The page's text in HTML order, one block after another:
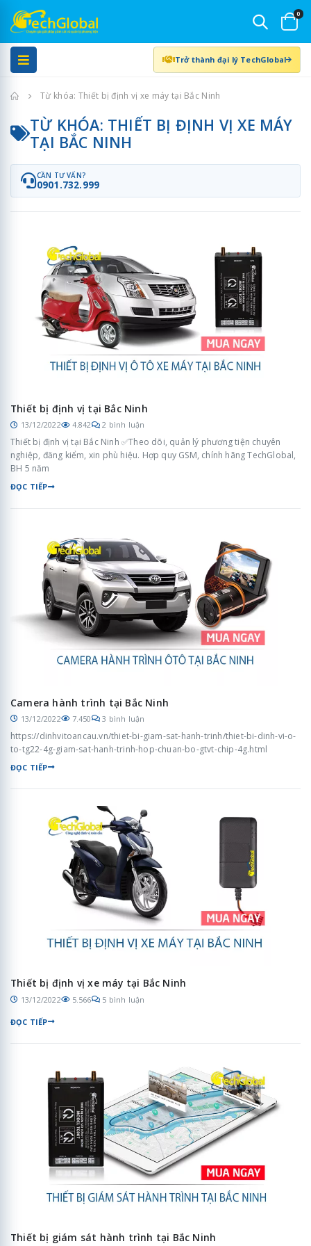
0
Trở thành đại lý TechGlobal
Trang chủTừ khóa: Thiết bị định vị xe máy tại Bắc Ninh
TỪ KHÓA: THIẾT BỊ ĐỊNH VỊ XE MÁY
TẠI BẮC NINH
CẦN TƯ VẤN?
0901.732.999
Thiết bị định vị tại Bắc Ninh
13/12/2022 4.842 2 bình luận
Thiết bị định vị tại Bắc Ninh ✅Theo dõi, quản lý phương tiện chuyên
nghiệp, đăng kiểm, xin phù hiệu. Hợp quy GSM, chính hãng TechGlobal,
BH 5 năm
ĐỌC TIẾP
Camera hành trình tại Bắc Ninh
13/12/2022 7.450 3 bình luận
https://dinhvitoancau.vn/thiet-bi-giam-sat-hanh-trinh/thiet-bi-dinh-vi-o-
to-tg22-4g-giam-sat-hanh-trinh-hop-chuan-bo-gtvt-chip-4g.html
ĐỌC TIẾP
Thiết bị định vị xe máy tại Bắc Ninh
13/12/2022 5.566 5 bình luận
ĐỌC TIẾP
Thiết bị giám sát hành trình tại Bắc Ninh